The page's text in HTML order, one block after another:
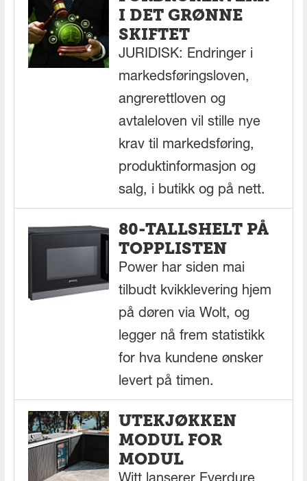
I DET GRØNNE
SKIFTET
JURIDISK: Endringer i
markedsføringsloven,
angrerettloven og
avtaleloven vil stille nye
krav til markedsføring,
produktinformasjon og
salg, i butikk og på nett.
80-TALLSHELT PÅ
TOPPLISTEN
Power har siden mai
tilbudt kvikklevering hjem
på døren via Wolt, og
legger nå frem statistikk
for hva kundene ønsker
levert på timen.
UTEKJØKKEN
MODUL FOR
MODUL